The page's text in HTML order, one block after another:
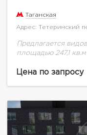
Таганская
Адрес: Тетеринский
Предлагается
площадью 247,1
"Шоколад".
Цена по запросу